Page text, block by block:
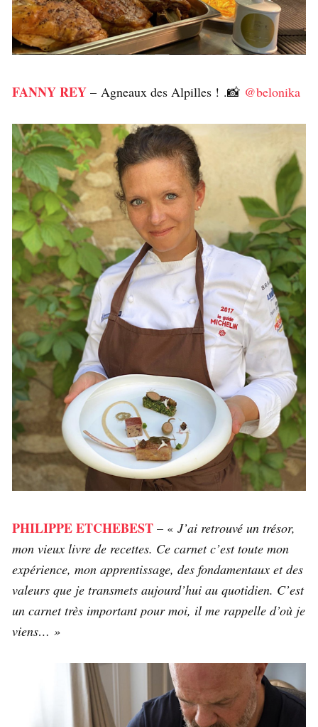
FANNY REY – Agneaux des Alpilles ! .📸 @belonika
PHILIPPE ETCHEBEST – « J’ai retrouvé un trésor,
mon vieux livre de recettes. Ce carnet c’est toute mon
expérience, mon apprentissage, des fondamentaux et des
valeurs que je transmets aujourd’hui au quotidien. C’est
un carnet très important pour moi, il me rappelle d’où je
viens… »